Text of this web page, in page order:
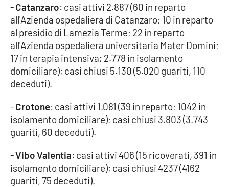
Leggendo Alvaro insieme
Imprese Di Calabria
Le perfidie di Antonella Grippo
Venti di comunicazione
STREAMING
LaC TV
LaC Network
-Catanzaro: casi attivi 2.887 (60 in reparto
all'Azienda ospedaliera di Catanzaro; 10 in reparto
al presidio di Lamezia Terme; 22 in reparto
all'Azienda ospedaliera universitaria Mater Domini;
17 in terapia intensiva; 2.778 in isolamento
domiciliare); casi chiusi 5.130 (5.020 guariti, 110
deceduti).
-Crotone: casi attivi 1.081 (39 in reparto; 1042 in
isolamento domiciliare); casi chiusi 3.803 (3.743
guariti, 60 deceduti).
-Vibo Valentia: casi attivi 406 (15 ricoverati, 391 in
isolamento domiciliare); casi chiusi 4237 (4162
guariti, 75 deceduti).